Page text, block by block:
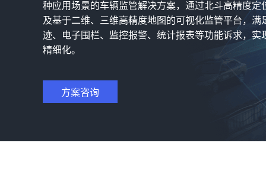
种应用场景的车辆监管解决方案，通过北斗高精度
及基于二维、三维高精度地图的可视化监管平台，
迹、电子围栏、监控报警、统计报表等功能诉求，
精细化。
方案咨询